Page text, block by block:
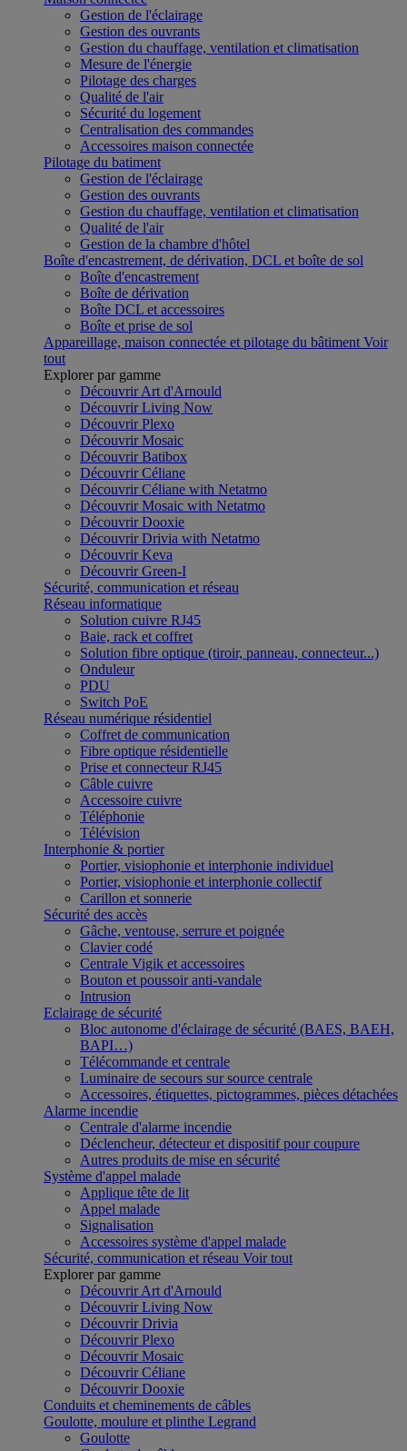
Gestion de l'éclairage
Gestion des ouvrants
Gestion du chauffage, ventilation et climatisation
Mesure de l'énergie
Pilotage des charges
Qualité de l'air
Sécurité du logement
Centralisation des commandes
Accessoires maison connectée
Pilotage du batiment
Gestion de l'éclairage
Gestion des ouvrants
Gestion du chauffage, ventilation et climatisation
Qualité de l'air
Gestion de la chambre d'hôtel
Boîte d'encastrement, de dérivation, DCL et boîte de sol
Boîte d'encastrement
Boîte de dérivation
Boîte DCL et accessoires
Boîte et prise de sol
Appareillage, maison connectée et pilotage du bâtiment Voir
tout
Explorer par gamme
Découvrir Art d'Arnould
Découvrir Living Now
Découvrir Plexo
Découvrir Mosaic
Découvrir Batibox
Découvrir Céliane
Découvrir Céliane with Netatmo
Découvrir Mosaic with Netatmo
Découvrir Dooxie
Découvrir Drivia with Netatmo
Découvrir Keva
Découvrir Green-I
Sécurité, communication et réseau
Réseau informatique
Solution cuivre RJ45
Baie, rack et coffret
Solution fibre optique (tiroir, panneau, connecteur...)
Onduleur
PDU
Switch PoE
Réseau numérique résidentiel
Coffret de communication
Fibre optique résidentielle
Prise et connecteur RJ45
Câble cuivre
Accessoire cuivre
Téléphonie
Télévision
Interphonie & portier
Portier, visiophonie et interphonie individuel
Portier, visiophonie et interphonie collectif
Carillon et sonnerie
Sécurité des accès
Gâche, ventouse, serrure et poignée
Clavier codé
Centrale Vigik et accessoires
Bouton et poussoir anti-vandale
Intrusion
Eclairage de sécurité
Bloc autonome d'éclairage de sécurité (BAES, BAEH,
BAPI…)
Télécommande et centrale
Luminaire de secours sur source centrale
Accessoires, étiquettes, pictogrammes, pièces détachées
Alarme incendie
Centrale d'alarme incendie
Déclencheur, détecteur et dispositif pour coupure
Autres produits de mise en sécurité
Système d'appel malade
Applique tête de lit
Appel malade
Signalisation
Accessoires système d'appel malade
Sécurité, communication et réseau Voir tout
Explorer par gamme
Découvrir Art d'Arnould
Découvrir Living Now
Découvrir Drivia
Découvrir Plexo
Découvrir Mosaic
Découvrir Céliane
Découvrir Dooxie
Conduits et cheminements de câbles
Goulotte, moulure et plinthe Legrand
Goulotte